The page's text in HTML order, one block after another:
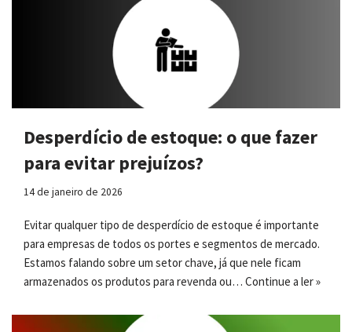
Desperdício de estoque: o que fazer
para evitar prejuízos?
14 de janeiro de 2026
Evitar qualquer tipo de desperdício de estoque é importante
para empresas de todos os portes e segmentos de mercado.
Estamos falando sobre um setor chave, já que nele ficam
armazenados os produtos para revenda ou… Continue a ler »